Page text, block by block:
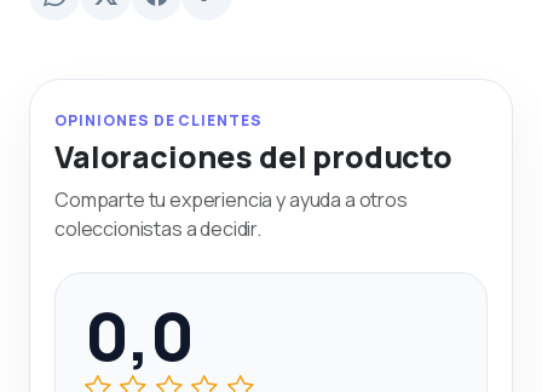
OPINIONES DE CLIENTES
Valoraciones del producto
Comparte tu experiencia y ayuda a otros
coleccionistas a decidir.
0,0